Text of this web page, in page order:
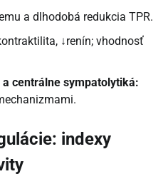
a dlhodobá redukcia TPR.
↓renín; vhodnosť
centrálne sympatolytiká:
indexy